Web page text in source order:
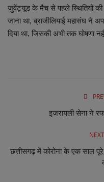
जुवेंट्यूड के मैच से पहले स्थितियों की
जाना था, ब्राजीलियाई महासंघ ने
दिया था, जिसकी अभी तक घोषणा
इजरायली सेना ने
छत्तीसगढ़ में कोरोना के एक साल